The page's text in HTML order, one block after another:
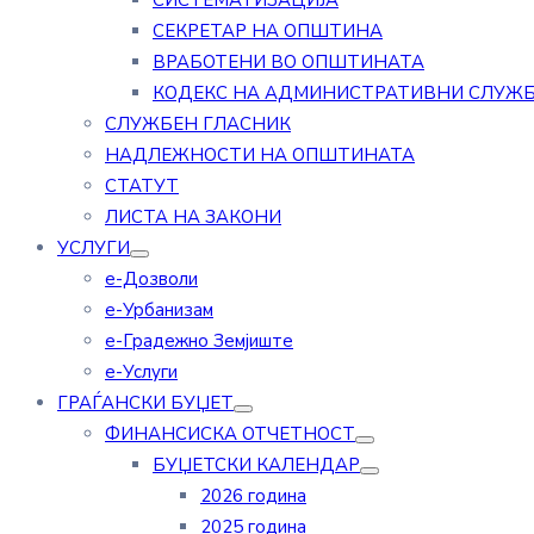
СЕКРЕТАР НА ОПШТИНА
ВРАБОТЕНИ ВО ОПШТИНАТА
КОДЕКС НА АДМИНИСТРАТИВНИ
СЛУЖБЕН ГЛАСНИК
НАДЛЕЖНОСТИ НА ОПШТИНАТА
СТАТУТ
ЛИСТА НА ЗАКОНИ
УСЛУГИ
е-Дозволи
е-Урбанизам
е-Градежно Земјиште
е-Услуги
ГРАЃАНСКИ БУЏЕТ
ФИНАНСИСКА ОТЧЕТНОСТ
БУЏЕТСКИ КАЛЕНДАР
2026 година
2025 година